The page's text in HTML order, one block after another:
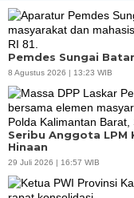
Pemdes Sungai
8 Agustus 2026 | 13:23 WIB
Seribu Anggota LPM
Hinaan
29 Juli 2026 | 16:57 WIB